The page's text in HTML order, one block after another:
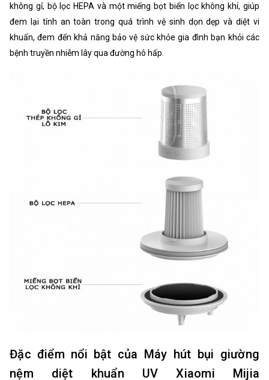
không gỉ, bộ lọc HEPA và một miếng bọt biển lọc không khí, giúp
đem lại tính an toàn trong quá trình vệ sinh dọn dẹp và diệt vi
khuẩn, đem đến khả năng bảo vệ sức khỏe gia đình bạn khỏi các
bệnh truyền nhiễm lây qua đường hô hấp.
Đặc điểm nổi bật của Máy hút bụi giường
nệm diệt khuẩn UV Xiaomi Mijia